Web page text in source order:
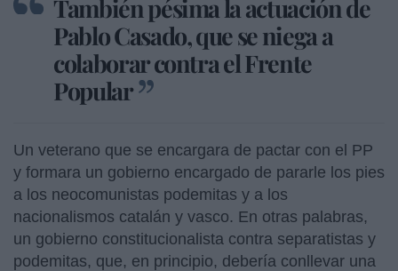
También pésima la actuación de
Pablo Casado, que se niega a
colaborar contra el Frente
Popular
Un veterano que se encargara de pactar con el PP
y formara un gobierno encargado de pararle los pies
a los neocomunistas podemitas y a los
nacionalismos catalán y vasco. En otras palabras,
un gobierno constitucionalista contra separatistas y
podemitas, que, en principio, debería conllevar una